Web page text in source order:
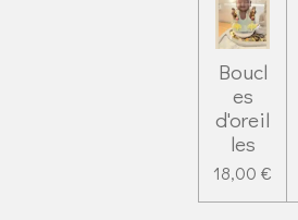
Boucl
es
d'oreil
les
18,00 €